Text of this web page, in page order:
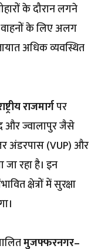
के दौरान लगने
वाहनों के लिए अलग
अधिक व्यवस्थित
राजमार्गपर
और ज्वालापुर जैसे
अंडरपास (VUP) और
जा रहा है। इन
क्षेत्रों में सुरक्षा
मुजफ्फरनगर–